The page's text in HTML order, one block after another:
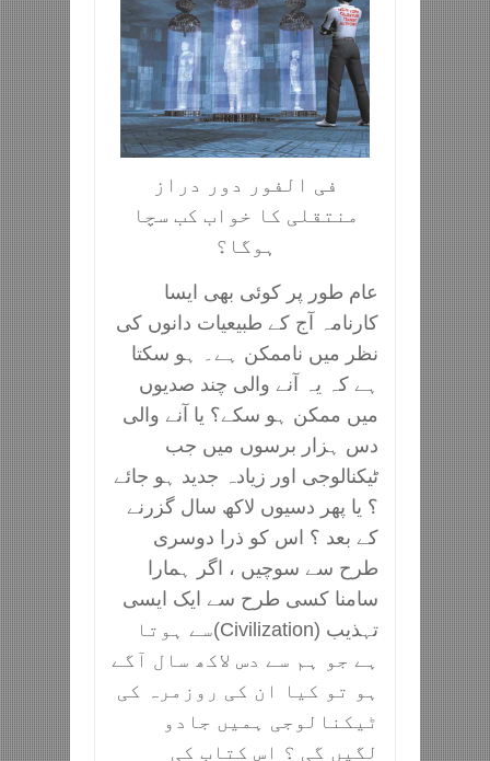
فی الفور دور دراز
منتقلی کا خواب کب سچا
ہوگا؟
عام طور پر کوئی بھی ایسا
کارنامہ آج کے طبیعیات دانوں کی
نظر میں ناممکن ہے۔ ہو سکتا
ہے کہ یہ آنے والی چند صدیوں
میں ممکن ہو سکے؟ یا آنے والی
دس ہزار برسوں میں جب
ٹیکنالوجی اور زیادہ جدید ہو جائے
؟ یا پھر دسیوں لاکھ سال گزرنے
کے بعد ؟ اس کو ذرا دوسری
طرح سے سوچیں ، اگر ہمارا
سامنا کسی طرح سے ایک ایسی
تہذیب (Civilization)سے ہوتا
ہے جو ہم سے دس لاکھ سال آگے
ہو تو کیا ان کی روزمرہ کی
ٹیکنالوجی ہمیں جادو
لگیں گی ؟ اس کتاب کی